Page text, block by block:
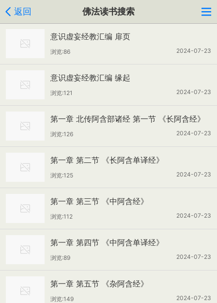
返回 佛法读书搜索
意识虚妄经教汇编 扉页
2024-07-23
浏览:86
意识虚妄经教汇编 缘起
2024-07-23
浏览:121
第一章 北传阿含部诸经 第一节 《长阿含经》
2024-07-23
浏览:126
第一章 第二节 《长阿含单译经》
2024-07-23
浏览:125
第一章 第三节 《中阿含经》
2024-07-23
浏览:112
第一章 第四节 《中阿含单译经》
2024-07-23
浏览:89
第一章 第五节 《杂阿含经》
2024-07-23
浏览:149